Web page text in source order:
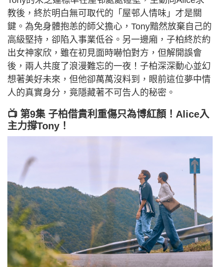
教後，終於明白無可取代的「屋邨人情味」才是關
鍵。為免身體抱恙的師父擔心，Tony黯然放棄自己的
高級堅持，卻陷入事業低谷。另一邊廂，子柏終於約
出女神家欣，雖在初見面時嚇怕對方，但解開誤會
後，兩人共度了浪漫難忘的一夜！子柏深深動心並幻
想著美好未來，但他卻萬萬沒料到，眼前這位夢中情
人的真實身分，竟隱藏著不可告人的秘密。
📺 第9集 子柏借貴利重傷只為博紅顏！Alice入
主力撐Tony！